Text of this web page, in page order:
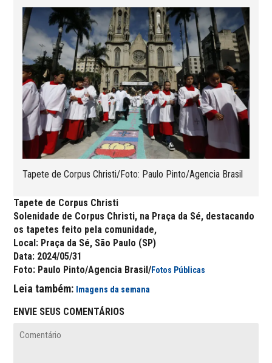
Tapete de Corpus Christi/Foto: Paulo Pinto/Agencia Brasil
Tapete de Corpus Christi
Solenidade de Corpus Christi, na Praça da Sé, destacando
os tapetes feito pela comunidade,
Local: Praça da Sé, São Paulo (SP)
Data: 2024/05/31
Foto: Paulo Pinto/Agencia Brasil/Fotos Públicas
Leia também: Imagens da semana
ENVIE SEUS COMENTÁRIOS